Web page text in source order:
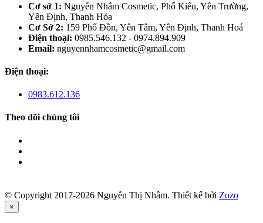
Cơ sở 1: Nguyễn Nhâm Cosmetic, Phố Kiểu, Yên Trường,
Yên Định, Thanh Hóa
Cơ Sở 2: 159 Phố Đồn, Yên Tâm, Yên Định, Thanh Hoá
Điện thoại: 0985.546.132 - 0974.894.909
Email: nguyennhamcosmetic@gmail.com
Điện thoại:
0983.612.136
Theo dõi chúng tôi
© Copyright 2017-2026 Nguyễn Thị Nhâm. Thiết kế bởi Zozo
×